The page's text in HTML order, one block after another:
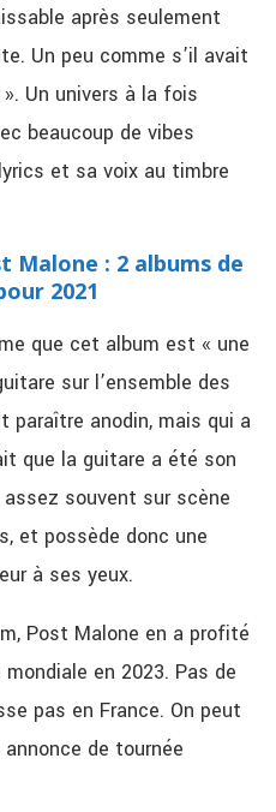
après seulement
Un peu comme s’il avait
Un univers à la fois
beaucoup de vibes
et sa voix au timbre
Malone : 2 albums de
2021
que cet album est « une
sur l’ensemble des
paraître anodin, mais qui a
que la guitare a été son
souvent sur scène
et possède donc une
à ses yeux.
Post Malone en a profité
en 2023. Pas de
pas en France. On peut
de tournée